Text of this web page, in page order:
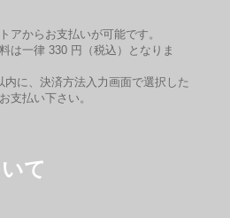
アからお支払いが可能です。
は一律 330 円（税込）となりま
内に、決済方法入力画面で選択した
支払い下さい。
て